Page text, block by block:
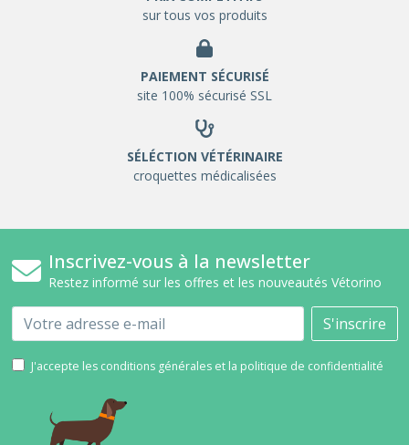
sur tous vos produits
PAIEMENT SÉCURISÉ
site 100% sécurisé SSL
SÉLÉCTION VÉTÉRINAIRE
croquettes médicalisées
Inscrivez-vous à la newsletter
Restez informé sur les offres et les nouveautés Vétorino
Email S'inscrire
J'accepte les conditions générales et la politique de confidentialité